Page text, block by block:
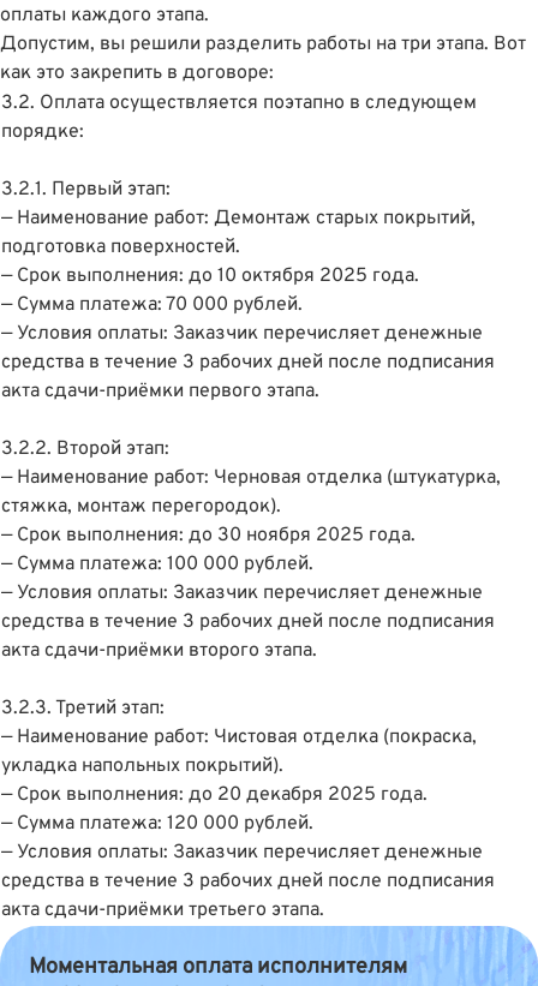
оплаты каждого этапа.
Допустим, вы решили разделить работы на три этапа. Вот
как это закрепить в договоре:
3.2. Оплата осуществляется поэтапно в следующем
порядке:
3.2.1. Первый этап:
— Наименование работ: Демонтаж старых покрытий,
подготовка поверхностей.
— Срок выполнения: до 10 октября 2025 года.
— Сумма платежа: 70 000 рублей.
— Условия оплаты: Заказчик перечисляет денежные
средства в течение 3 рабочих дней после подписания
акта сдачи-приёмки первого этапа.
3.2.2. Второй этап:
— Наименование работ: Черновая отделка (штукатурка,
стяжка, монтаж перегородок).
— Срок выполнения: до 30 ноября 2025 года.
— Сумма платежа: 100 000 рублей.
— Условия оплаты: Заказчик перечисляет денежные
средства в течение 3 рабочих дней после подписания
акта сдачи-приёмки второго этапа.
3.2.3. Третий этап:
— Наименование работ: Чистовая отделка (покраска,
укладка напольных покрытий).
— Срок выполнения: до 20 декабря 2025 года.
— Сумма платежа: 120 000 рублей.
— Условия оплаты: Заказчик перечисляет денежные
средства в течение 3 рабочих дней после подписания
акта сдачи-приёмки третьего этапа.
Моментальная оплата исполнителям